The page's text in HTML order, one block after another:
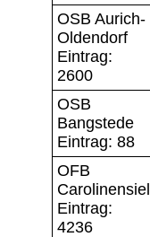
OSB Aurich-
Oldendorf
Eintrag:
2600
OSB
Bangstede
Eintrag: 88
OFB
Carolinensiel
Eintrag:
4236